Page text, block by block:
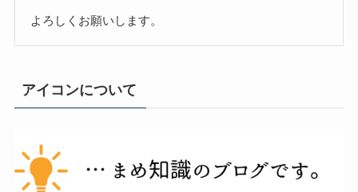
よろしくお願いします。
アイコンについて